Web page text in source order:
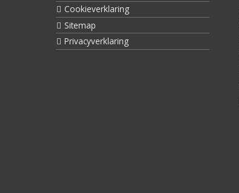
Cookieverklaring
Sitemap
Privacyverklaring